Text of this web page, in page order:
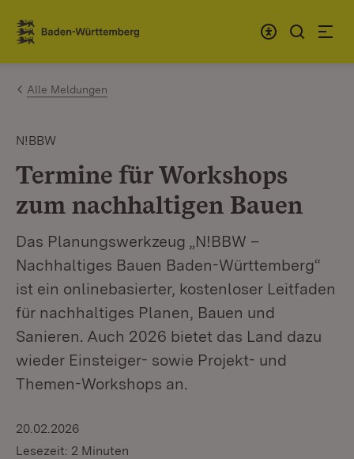
Zum Inhalt springen
Link zur Startseite
Alle Meldungen
N!BBW
Termine für Workshops
zum nachhaltigen Bauen
Das Planungswerkzeug „N!BBW –
Nachhaltiges Bauen Baden-Württemberg“
ist ein onlinebasierter, kostenloser Leitfaden
für nachhaltiges Planen, Bauen und
Sanieren. Auch 2026 bietet das Land dazu
wieder Einsteiger- sowie Projekt- und
Themen-Workshops an.
20.02.2026
Lesezeit: 2 Minuten